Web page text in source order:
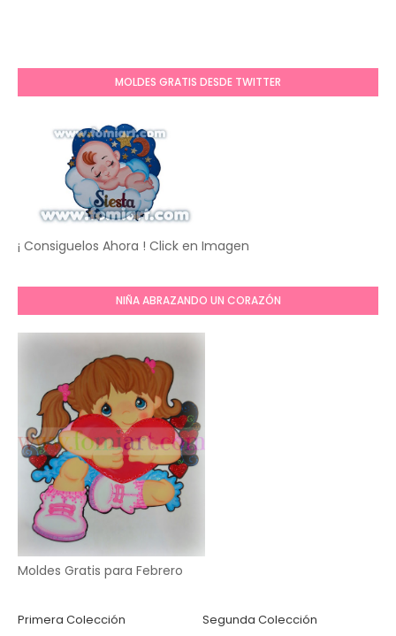
MOLDES GRATIS DESDE TWITTER
¡ Consiguelos Ahora ! Click en Imagen
NIÑA ABRAZANDO UN CORAZÓN
Moldes Gratis para Febrero
Primera Colección
Segunda Colección